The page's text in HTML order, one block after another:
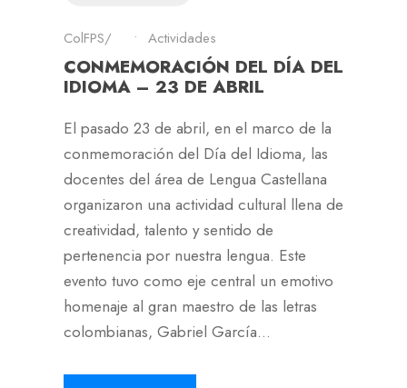
ColFPS • Actividades
CONMEMORACIÓN DEL DÍA DEL
IDIOMA – 23 DE ABRIL
El pasado 23 de abril, en el marco de la
conmemoración del Día del Idioma, las
docentes del área de Lengua Castellana
organizaron una actividad cultural llena de
creatividad, talento y sentido de
pertenencia por nuestra lengua. Este
evento tuvo como eje central un emotivo
homenaje al gran maestro de las letras
colombianas, Gabriel García...